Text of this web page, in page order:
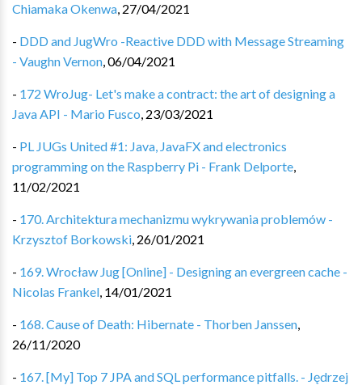
Chiamaka Okenwa, 27/04/2021
- DDD and JugWro -Reactive DDD with Message Streaming
- Vaughn Vernon,06/04/2021
- 172 WroJug- Let's make a contract: the art of designing a
Java API - Mario Fusco, 23/03/2021
- PL JUGs United #1: Java, JavaFX and electronics
programming on the Raspberry Pi - Frank Delporte,
11/02/2021
- 170. Architektura mechanizmu wykrywania problemów -
Krzysztof Borkowski, 26/01/2021
- 169. Wrocław Jug [Online] - Designing an evergreen cache -
Nicolas Frankel, 14/01/2021
- 168. Cause of Death: Hibernate - Thorben Janssen,
26/11/2020
- 167. [My] Top 7 JPA and SQL performance pitfalls. - Jędrzej